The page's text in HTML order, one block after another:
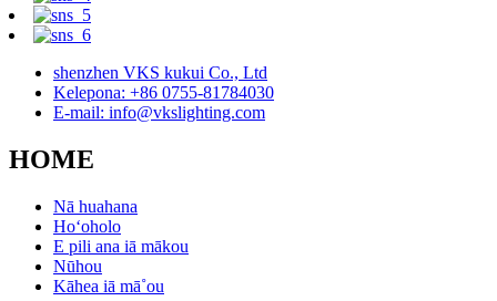
shenzhen VKS kukui Co., Ltd
Kelepona: +86 0755-81784030
E-mail: info@vkslighting.com
HOME
Nā huahana
Hoʻoholo
E pili ana iā mākou
Nūhou
Kāhea iā mā˚ou